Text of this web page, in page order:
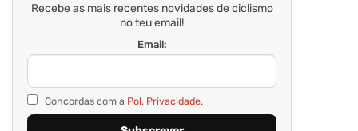
Recebe as mais recentes novidades de ciclismo
no teu email!
Email:
Concordas com a Pol. Privacidade.